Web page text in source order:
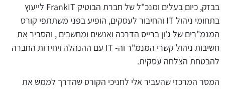
בבזק, כיום בעלים ומנכ"ל של חברת הבוטיק FrankIT לייעוץ
בתחומי ניהול IT והחיבור לעסקים, הופיע בפני משתתפי קורס
המנמ"רים של ג'ון ברייס הדרכה ואנשים ומחשבים , והסביר את
חשיבות ניהול קשרי המנמ"ר וה- IT עם ההנהלה ויחידות החברה
להבטחת הצלחה עסקית.
המסר המרכזי שהעביר אלי לחניכי הקורס שהדרך לממש את